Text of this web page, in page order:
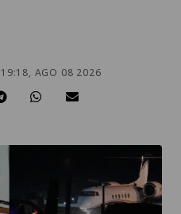
19:18, AGO 08 2026